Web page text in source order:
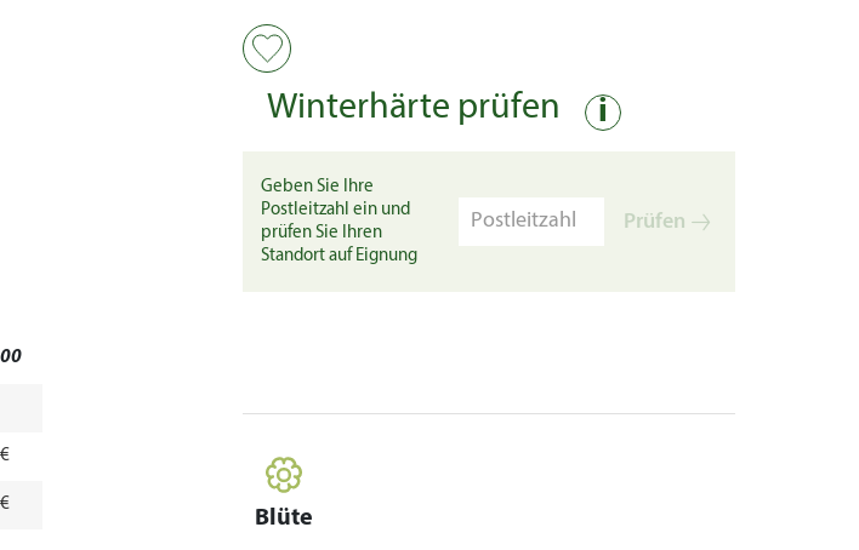
Winterhärte prüfen i
Geben Sie Ihre
Postleitzahl ein und
prüfen Sie Ihren
Standort auf Eignung
Prüfen
Blüte